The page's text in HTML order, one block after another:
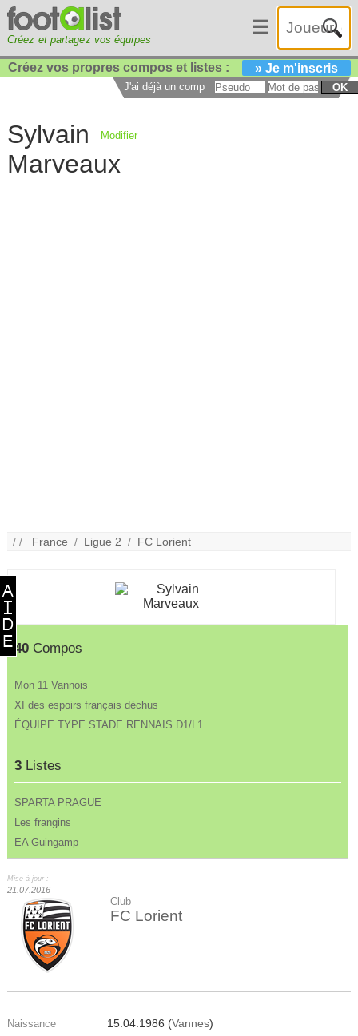
Créez et partagez vos équipes
☰
Créez vos propres compos et listes : » Je m'inscris
J'ai déjà un compte : OK
Sylvain
Marveaux
Modifier
/ / France / Ligue 2 / FC Lorient
40 Compos
Mon 11 Vannois
XI des espoirs français déchus
ÉQUIPE TYPE STADE RENNAIS D1/L1
3 Listes
SPARTA PRAGUE
Les frangins
EA Guingamp
Mise à jour :
21.07.2016
Club
FC Lorient
Naissance 15.04.1986 (Vannes)